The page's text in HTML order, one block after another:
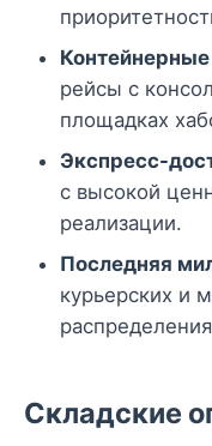
рейсы с
площадках
Экспресс-
с высокой
реализации.
Последняя
курьерских и
Складские